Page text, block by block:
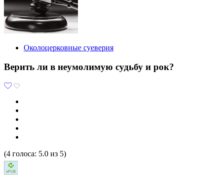
Околоцерковные суеверия
Верить ли в неумолимую судьбу и рок?
(4 голоса: 5.0 из 5)